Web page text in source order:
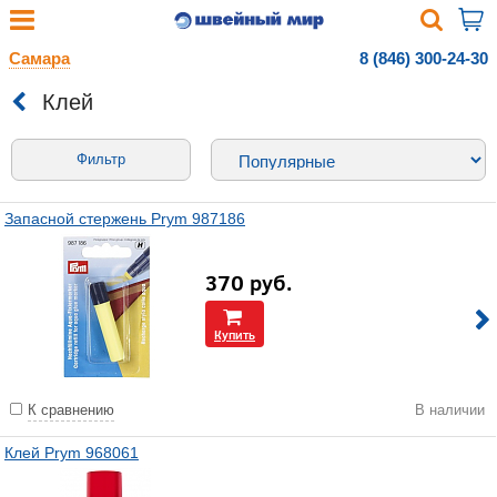
Самара 8 (846) 300-24-30
Клей
Фильтр
Запасной стержень Prym 987186
370 руб.
Купить
К сравнению В наличии
Клей Prym 968061